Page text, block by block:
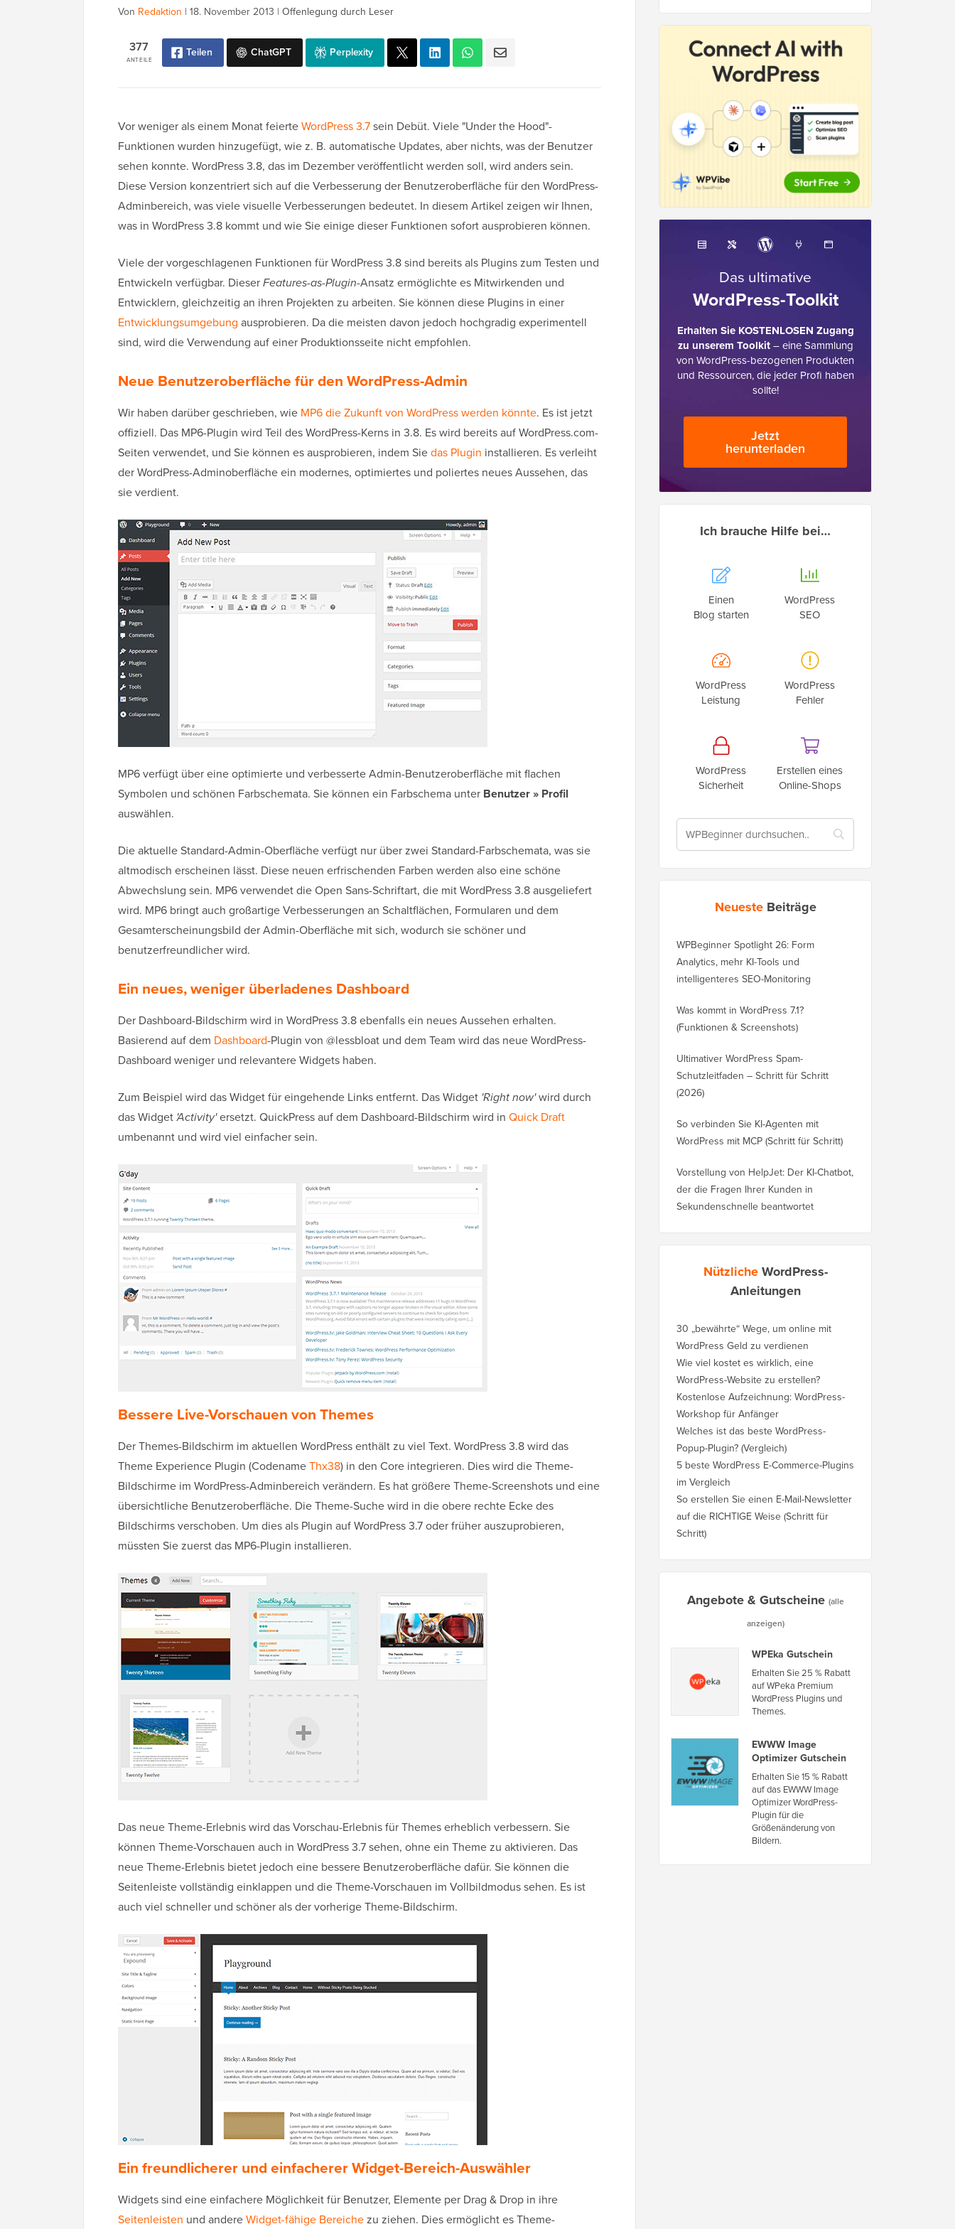
Von Redaktion | 18. November 2013 | Offenlegung durch Leser
ANTEILE
377 Teilen ChatGPT Perplexity
Vor weniger als einem Monat feierteWordPress 3.7sein Debüt. Viele "Under the Hood"-
Funktionen wurden hinzugefügt, wie z. B. automatische Updates, aber nichts, was der Benutzer
sehen konnte. WordPress 3.8, das im Dezember veröffentlicht werden soll, wird anders sein.
Diese Version konzentriert sich auf die Verbesserung der Benutzeroberfläche für den WordPress-
Adminbereich, was viele visuelle Verbesserungen bedeutet. In diesem Artikel zeigen wir Ihnen,
was in WordPress 3.8 kommt und wie Sie einige dieser Funktionen sofort ausprobieren können.
Viele der vorgeschlagenen Funktionen für WordPress 3.8 sind bereits als Plugins zum Testen und
Entwickeln verfügbar. DieserFeatures-as-Plugin-Ansatz ermöglichte es Mitwirkenden und
Entwicklern, gleichzeitig an ihren Projekten zu arbeiten. Sie können diese Plugins in einer
Entwicklungsumgebung ausprobieren. Da die meisten davon jedoch hochgradig experimentell
sind, wird die Verwendung auf einer Produktionsseite nicht empfohlen.
Neue Benutzeroberfläche für den WordPress-Admin
Wir haben darüber geschrieben, wie MP6 die Zukunft von WordPress werden könnte. Es ist jetzt
offiziell. Das MP6-Plugin wird Teil des WordPress-Kerns in 3.8. Es wird bereits auf WordPress.com-
Seiten verwendet, und Sie können es ausprobieren, indem Siedas Plugin installieren. Es verleiht
der WordPress-Adminoberfläche ein modernes, optimiertes und poliertes neues Aussehen, das
sie verdient.
MP6 verfügt über eine optimierte und verbesserte Admin-Benutzeroberfläche mit flachen
Symbolen und schönen Farbschemata. Sie können ein Farbschema unter Benutzer » Profil
auswählen.
Die aktuelle Standard-Admin-Oberfläche verfügt nur über zwei Standard-Farbschemata, was sie
altmodisch erscheinen lässt. Diese neuen erfrischenden Farben werden also eine schöne
Abwechslung sein. MP6 verwendet die Open Sans-Schriftart, die mit WordPress 3.8 ausgeliefert
wird. MP6 bringt auch großartige Verbesserungen an Schaltflächen, Formularen und dem
Gesamterscheinungsbild der Admin-Oberfläche mit sich, wodurch sie schöner und
benutzerfreundlicher wird.
Ein neues, weniger überladenes Dashboard
Der Dashboard-Bildschirm wird in WordPress 3.8 ebenfalls ein neues Aussehen erhalten.
Basierend auf dem Dashboard-Plugin von @lessbloat und dem Team wird das neue WordPress-
Dashboard weniger und relevantere Widgets haben.
Zum Beispiel wird das Widget für eingehende Links entfernt. Das Widget 'Right now'wird durch
das Widget'Activity'ersetzt. QuickPress auf dem Dashboard-Bildschirm wird in Quick Draft
umbenannt und wird viel einfacher sein.
Bessere Live-Vorschauen von Themes
Der Themes-Bildschirm im aktuellen WordPress enthält zu viel Text. WordPress 3.8 wird das
Theme Experience Plugin (CodenameThx38) in den Core integrieren. Dies wird die Theme-
Bildschirme im WordPress-Adminbereich verändern. Es hat größere Theme-Screenshots und eine
übersichtliche Benutzeroberfläche. Die Theme-Suche wird in die obere rechte Ecke des
Bildschirms verschoben. Um dies als Plugin auf WordPress 3.7 oder früher auszuprobieren,
müssten Sie zuerst das MP6-Plugin installieren.
Das neue Theme-Erlebnis wird das Vorschau-Erlebnis für Themes erheblich verbessern. Sie
können Theme-Vorschauen auch in WordPress 3.7 sehen, ohne ein Theme zu aktivieren. Das
neue Theme-Erlebnis bietet jedoch eine bessere Benutzeroberfläche dafür. Sie können die
Seitenleiste vollständig einklappen und die Theme-Vorschauen im Vollbildmodus sehen. Es ist
auch viel schneller und schöner als der vorherige Theme-Bildschirm.
Ein freundlicherer und einfacherer Widget-Bereich-Auswähler
Widgets sind eine einfachere Möglichkeit für Benutzer, Elemente per Drag & Drop in ihre
Seitenleisten und andereWidget-fähige Bereichezu ziehen. Dies ermöglicht es Theme-
Das ultimative
WordPress-Toolkit
Erhalten Sie KOSTENLOSEN Zugang
zu unserem Toolkit– eine Sammlung
von WordPress-bezogenen Produkten
und Ressourcen, die jeder Profi haben
sollte!
Jetzt
herunterladen
Ich brauche Hilfe bei…
Einen
Blog starten
WordPress
SEO
WordPress
Leistung
WordPress
Fehler
WordPress
Sicherheit
Erstellen eines
Online-Shops
Neueste Beiträge
WPBeginner Spotlight 26: Form
Analytics, mehr KI-Tools und
intelligenteres SEO-Monitoring
Was kommt in WordPress 7.1?
(Funktionen & Screenshots)
Ultimativer WordPress Spam-
Schutzleitfaden – Schritt für Schritt
(2026)
So verbinden Sie KI-Agenten mit
WordPress mit MCP (Schritt für Schritt)
Vorstellung von HelpJet: Der KI-Chatbot,
der die Fragen Ihrer Kunden in
Sekundenschnelle beantwortet
NützlicheWordPress-
Anleitungen
30 „bewährte“ Wege, um online mit
WordPress Geld zu verdienen
Wie viel kostet es wirklich, eine
WordPress-Website zu erstellen?
Kostenlose Aufzeichnung: WordPress-
Workshop für Anfänger
Welches ist das beste WordPress-
Popup-Plugin? (Vergleich)
5 beste WordPress E-Commerce-Plugins
im Vergleich
So erstellen Sie einen E-Mail-Newsletter
auf die RICHTIGE Weise (Schritt für
Schritt)
Angebote & Gutscheine (alle
anzeigen)
WPEka Gutschein
Erhalten Sie 25 % Rabatt
auf WPeka Premium
WordPress Plugins und
Themes.
EWWW Image
Optimizer Gutschein
Erhalten Sie 15 % Rabatt
auf das EWWW Image
Optimizer WordPress-
Plugin für die
Größenänderung von
Bildern.